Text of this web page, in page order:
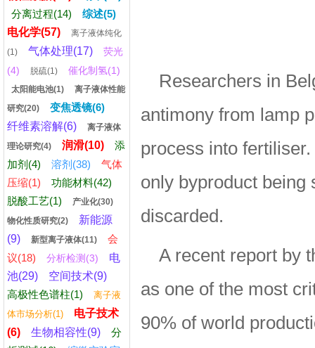
分离过程(14)
综述(5)
电化学(57)
离子液体纯化
(1)
气体处理(17)
荧光
(4)
脱硫(1) 催化制氢(1)
太阳能电池(1)
离子液体性能
研究(20)
变焦透镜(6)
纤维素溶解(6)
离子液体
理论研究(4)
润滑(10)
添
加剂(4)
溶剂(38)
气体
压缩(1)
功能材料(42)
脱酸工艺(1)
产业化(30)
物化性质研究(2)
新能源
(9)
新型离子液体(11)
会
议(18)
分析检测(3)
电
池(29)
空间技术(9)
高极性色谱柱(1)
离子液
体市场分析(1)
电子技术
(6)
生物相容性(9)
分
Researchers in
antimony from lamp
process into
only byproduct being
discarded.
A recent report by
as one of the most
90% of world